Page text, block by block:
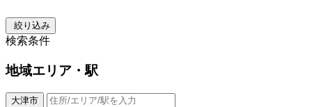
絞り込み
検索条件
地域エリア・駅
大津市